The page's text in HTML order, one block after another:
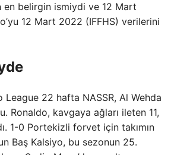
belirgin ismiydi ve 12 Mart
12 Mart 2022 (IFFHS) verilerini
League 22 hafta NASSR, Al Wehda
Ronaldo, kavgaya ağları ileten 11,
1-0 Portekizli forvet için takımın
Baş Kalsiyo, bu sezonun 25.